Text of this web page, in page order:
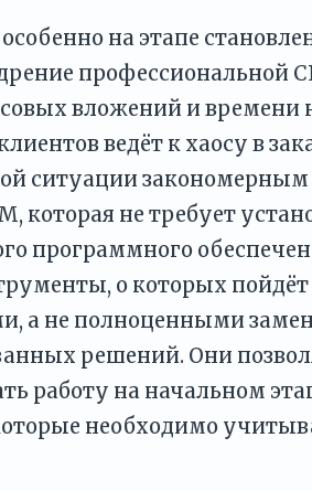
на этапе
профессиональной
вложений и времени
ведёт к хаосу в
ситуации
которая не требует
программного
о которых пойдёт
а не полноценными
решений. Они
работу на начальном
необходимо